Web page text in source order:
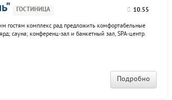
10.55
ГОСТИНИЦА
гостям комплекс рад предложить комфортабельные
сауна; конференц-зал и банкетный зал, SPA-центр.
в одном из 45 представленных номеров разной
Подробно